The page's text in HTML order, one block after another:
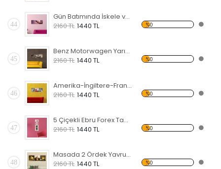
44
Gün Batımında İskele ve Deniz Forex Tablo
2160 TL 1440 TL %0
45
Benz Motorwagen Yarış Arabası Forex Tablo
2160 TL 1440 TL %0
46
Amerika-İngiltere-Fransa Simgeleri Forex Tablo
2160 TL 1440 TL %0
47
5 Çiçekli Ebru Forex Tablo
2160 TL 1440 TL %0
48
Masada 2 Ördek Yavrusu Forex Tablo
2160 TL 1440 TL %0